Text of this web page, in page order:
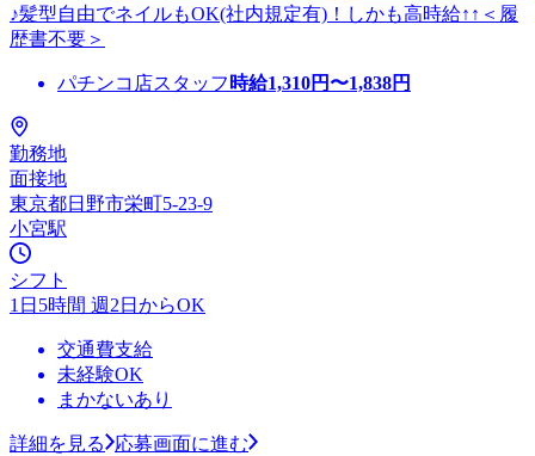
♪髪型自由でネイルもOK(社内規定有)！しかも高時給↑↑＜履
歴書不要＞
パチンコ店スタッフ 時給1,310円〜1,838円
勤務地
面接地
東京都日野市栄町5-23-9
小宮駅
シフト
1日5時間 週2日からOK
交通費支給
未経験OK
まかないあり
詳細を見る
応募画面に進む